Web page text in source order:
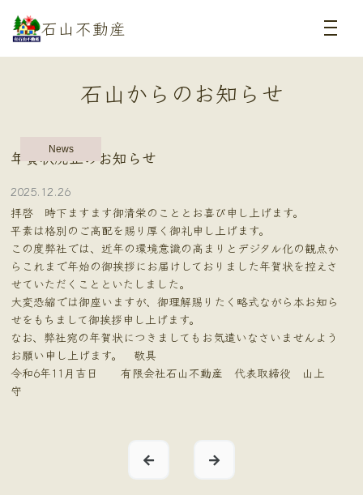
石山不動産
石山からのお知らせ
News
年賀状廃止のお知らせ
2025.12.26
拝啓 時下ますます御清栄のこととお喜び申し上げます。
平素は格別のご高配を賜り厚く御礼申し上げます。
この度弊社では、近年の環境意識の高まりとデジタル化の観点か
らこれまで年始の御挨拶にお届けしておりました年賀状を控えさ
せていただくことといたしました。
大変恐縮では御座いますが、御理解賜りたく略式ながら本お知ら
せをもちまして御挨拶申し上げます。
なお、弊社宛の年賀状につきましてもお気遣いなさいませんよう
お願い申し上げます。 敬具
令和6年11月吉日 有限会社石山不動産 代表取締役 山上
守